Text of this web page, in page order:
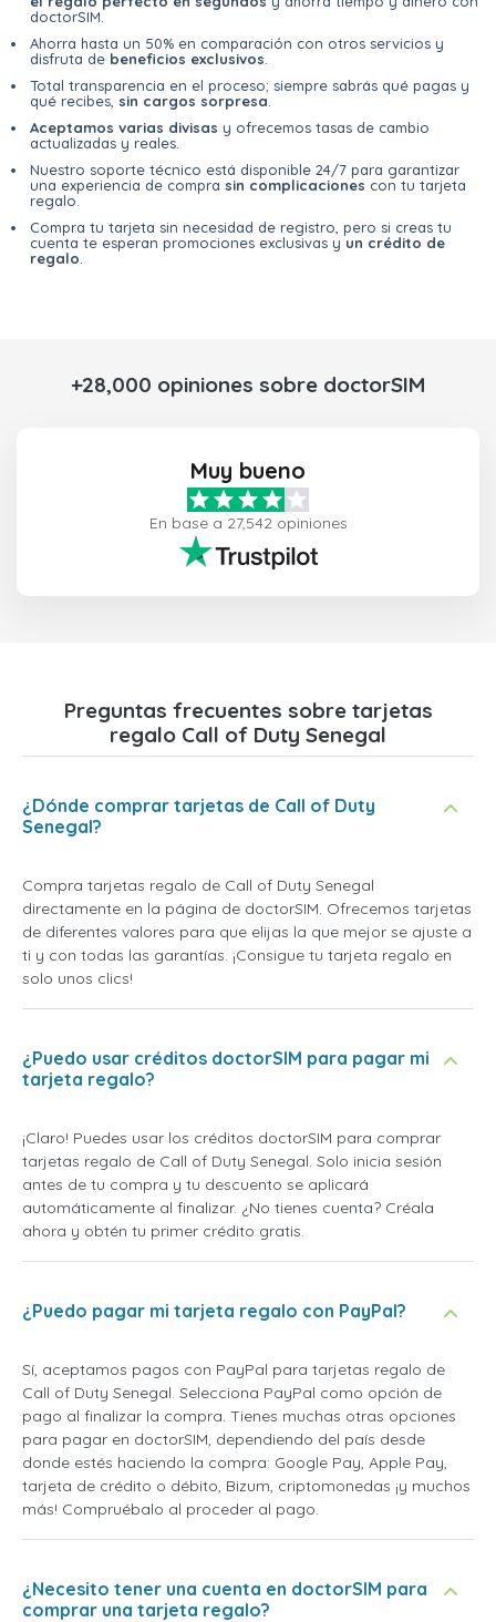
doctorSIM.
Ahorra hasta un 50% en comparación con otros servicios y
disfruta de beneficios exclusivos
Total transparencia en el proceso; siempre sabrás qué pagas y
qué recibes, sin cargos sorpresa
Aceptamos varias divisas y ofrecemos tasas de cambio
actualizadas y reales.
Nuestro soporte técnico está disponible 24/7 para garantizar
una experiencia de compra sin complicaciones con tu tarjeta
regalo.
Compra tu tarjeta sin necesidad de registro, pero si creas tu
cuenta te esperan promociones exclusivas y un crédito de
regalo
+28,000 opiniones sobre doctorSIM
Muy bueno
En base a 27,542 opiniones
Preguntas frecuentes sobre tarjetas
regalo Call of Duty Senegal
¿Dónde comprar tarjetas de Call of Duty
Senegal?
Compra tarjetas regalo de Call of Duty Senegal
directamente en la página de doctorSIM. Ofrecemos tarjetas
de diferentes valores para que elijas la que mejor se ajuste a
ti y con todas las garantías. ¡Consigue tu tarjeta regalo en
solo unos clics!
¿Puedo usar créditos doctorSIM para pagar mi
tarjeta regalo?
¡Claro! Puedes usar los créditos doctorSIM para comprar
tarjetas regalo de Call of Duty Senegal. Solo inicia sesión
antes de tu compra y tu descuento se aplicará
automáticamente al finalizar. ¿No tienes cuenta? Créala
ahora y obtén tu primer crédito gratis.
¿Puedo pagar mi tarjeta regalo con PayPal?
Sí, aceptamos pagos con PayPal para tarjetas regalo de
Call of Duty Senegal. Selecciona PayPal como opción de
pago al finalizar la compra. Tienes muchas otras opciones
para pagar en doctorSIM, dependiendo del país desde
donde estés haciendo la compra: Google Pay, Apple Pay,
tarjeta de crédito o débito, Bizum, criptomonedas ¡y muchos
más! Compruébalo al proceder al pago.
¿Necesito tener una cuenta en doctorSIM para
comprar una tarjeta regalo?